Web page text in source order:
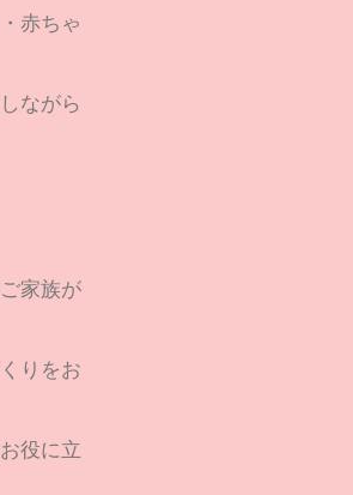
赤ちゃ
ながら
家族が
りをお
役に立